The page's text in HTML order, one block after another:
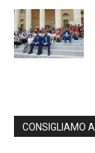
CONSIGLIAMO